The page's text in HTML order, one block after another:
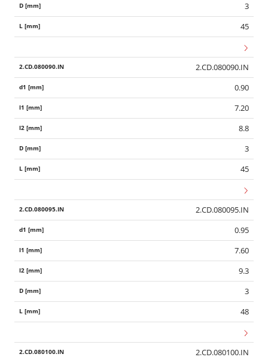
3
45
2.CD.080090.IN
0.90
7.20
8.8
3
45
2.CD.080095.IN
0.95
7.60
9.3
3
48
2.CD.080100.IN